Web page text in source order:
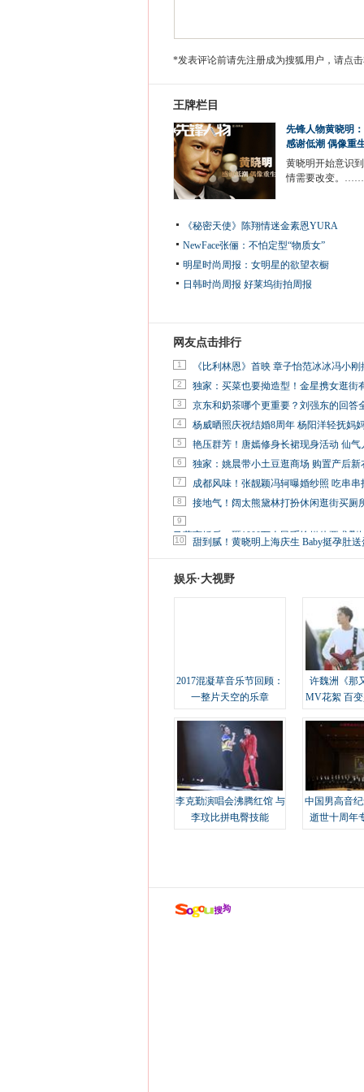
*发表评论前请先注册成为搜狐用户，请点
王牌栏目
先锋人物黄晓明：
感谢低潮 偶像重
黄晓明开始意识
情需要改变。……
《秘密天使》陈翔情迷金素恩YURA
NewFace张俪：不怕定型“物质女”
明星时尚周报：女明星的欲望衣橱
日韩时尚周报 好莱坞街拍周报
网友点击排行
1 《比利林恩》首映 章子怡范冰冰冯小
2 独家：买菜也要拗造型！金星携女逛街
3 京东和奶茶哪个更重要？刘强东的回答
4 杨威晒照庆祝结婚8周年 杨阳洋轻抚妈
5 艳压群芳！唐嫣修身长裙现身活动 仙气
6 独家：姚晨带小土豆逛商场 购置产后新
7 成都风味！张靓颖冯轲曝婚纱照 吃串串
8 接地气！阔太熊黛林打扮休闲逛街买厕
9
马蓉离婚后，砸1000万人民币给媒体要求删
10 甜到腻！黄晓明上海庆生 Baby挺孕肚送
娱乐·大视野
2017混凝草音乐节回顾：
一整片天空的乐章
许魏洲《那
MV花絮 百
李克勤演唱会沸腾红馆 与
李玟比拼电臀技能
中国男高音
逝世十周年